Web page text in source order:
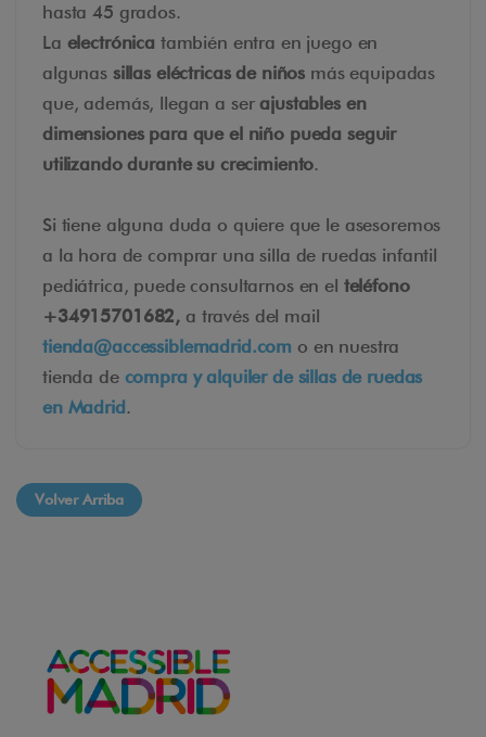
hasta 45 grados.
La electrónica también entra en juego en
algunas sillas eléctricas de niños más equipadas
que, además, llegan a ser ajustables en
dimensiones para que el niño pueda seguir
utilizando durante su crecimiento.
Si tiene alguna duda o quiere que le asesoremos
a la hora de comprar una silla de ruedas infantil
pediátrica, puede consultarnos en el teléfono
+34915701682, a través del mail
tienda@accessiblemadrid.com o en nuestra
tienda de compra y alquiler de sillas de ruedas
en Madrid.
Volver Arriba